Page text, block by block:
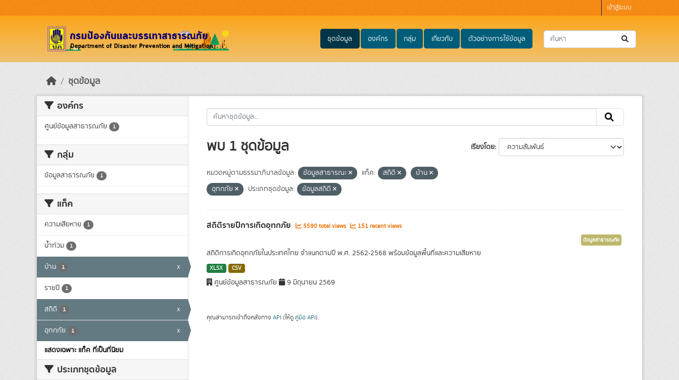
เข้าสู่ระบบ
ชุดข้อมูล องค์กร กลุ่ม เกี่ยวกับ ตัวอย่างการใช้ข้อมูล
ชุดข้อมูล
องค์กร
ศูนย์ข้อมูลสาธารณภัย 1
กลุ่ม
ข้อมูลสาธารณภัย 1
แท็ค
ความเสียหาย 1
น้ำท่วม 1
บ้าน 1 x
รายปี 1
สถิติ 1 x
อุทกภัย 1
x
แสดงเฉพาะ แท็ค ที่เป็นที่นิยม
ประเภทชุดข้อมูล
เรียงโดย
พบ 1 ชุดข้อมูล
หมวดหมู่ตามธรรมาภิบาลข้อมูล: ข้อมูลสาธารณะ แท็ค: สถิติ
บ้าน
อุทกภัย
ประเภทชุดข้อมูล: ข้อมูลสถิติ
สถิติรายปีการเกิดอุทกภัย 5590 total views 151 recent views
ข้อมูลสาธารณภัย
สถิติการเกิดอุทกภัยในประเทศไทย จำแนกตามปี พ.ศ. 2562-2568 พร้อมข้อมูลพื้นที่และความเสียหาย
XLSX CSV
ศูนย์ข้อมูลสาธารณภัย 9 มิถุนายน 2569
คุณสามารถเข้าถึงคลังทาง API (ให้ดู คู่มือ API).